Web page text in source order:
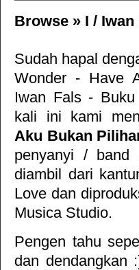
Browse » I / Iwan
Sudah hapal
Wonder - Have
Iwan Fals -
kali ini kami
Aku Bukan
penyanyi / band
diambil dari
Love dan
Musica Studio.
Pengen tahu
dan dendangkan